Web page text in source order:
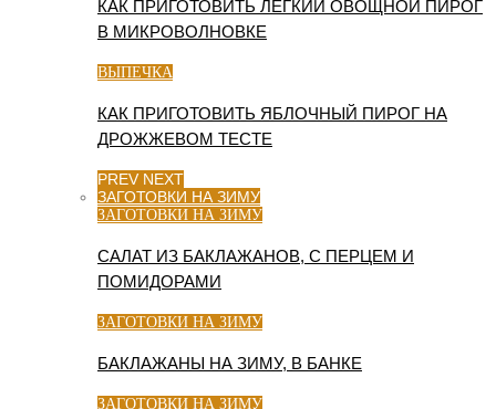
КАК ПРИГОТОВИТЬ ЛЁГКИЙ ОВОЩНОЙ ПИРОГ
В МИКРОВОЛНОВКЕ
ВЫПЕЧКА
КАК ПРИГОТОВИТЬ ЯБЛОЧНЫЙ ПИРОГ НА
ДРОЖЖЕВОМ ТЕСТЕ
PREV NEXT
ЗАГОТОВКИ НА ЗИМУ
ЗАГОТОВКИ НА ЗИМУ
САЛАТ ИЗ БАКЛАЖАНОВ, С ПЕРЦЕМ И
ПОМИДОРАМИ
ЗАГОТОВКИ НА ЗИМУ
БАКЛАЖАНЫ НА ЗИМУ, В БАНКЕ
ЗАГОТОВКИ НА ЗИМУ